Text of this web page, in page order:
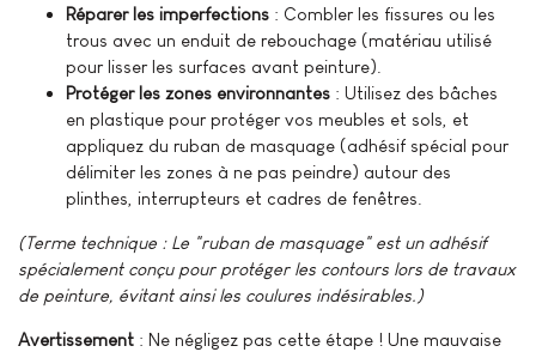
Réparer les imperfections : Combler les fissures ou les
trous avec un enduit de rebouchage (matériau utilisé
pour lisser les surfaces avant peinture).
Protéger les zones environnantes : Utilisez des bâches
en plastique pour protéger vos meubles et sols, et
appliquez du ruban de masquage (adhésif spécial pour
délimiter les zones à ne pas peindre) autour des
plinthes, interrupteurs et cadres de fenêtres.
(Terme technique : Le "ruban de masquage" est un adhésif
spécialement conçu pour protéger les contours lors de travaux
de peinture, évitant ainsi les coulures indésirables.)
Avertissement : Ne négligez pas cette étape ! Une mauvaise